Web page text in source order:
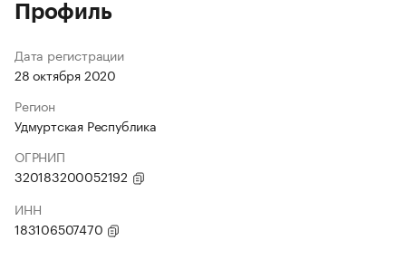
Профиль
Дата регистрации
28 октября 2020
Регион
Удмуртская Республика
ОГРНИП
320183200052192
ИНН
183106507470